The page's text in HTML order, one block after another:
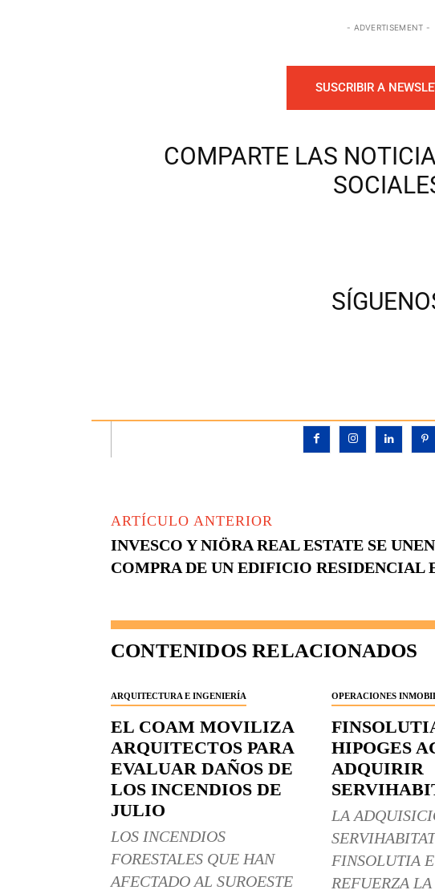
- ADVERTISEMENT -
SUSCRIBIR A
COMPARTE LAS
ARTÍCULO ANTERIOR
INVESCO Y NIÖRA REAL ESTATE SE
COMPRA DE UN EDIFICIO RESIDENCIAL
CONTENIDOS RELACIONADOS
ARQUITECTURA E INGENIERÍA
EL COAM MOVILIZA
ARQUITECTOS PARA
EVALUAR DAÑOS DE
LOS INCENDIOS DE
JULIO
LOS INCENDIOS
FORESTALES QUE HAN
AFECTADO AL SUROESTE
OPERACIONES
HIPOGES
ADQUIRIR
LA
FINSOLUTIA
REFUERZA LA